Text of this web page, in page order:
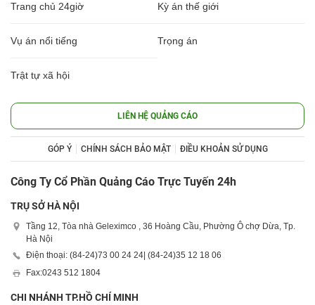
Trang chủ 24giờ Kỳ án thế giới
Vụ án nổi tiếng Trọng án
Trật tự xã hội
LIÊN HỆ QUẢNG CÁO
GÓP Ý CHÍNH SÁCH BẢO MẬT ĐIỀU KHOẢN SỬ DỤNG
Công Ty Cổ Phần Quảng Cáo Trực Tuyến 24h
TRỤ SỞ HÀ NỘI
Tầng 12, Tòa nhà Geleximco , 36 Hoàng Cầu, Phường Ô chợ Dừa, Tp.
Hà Nội
Điện thoại: (84-24)73 00 24 24 | (84-24)35 12 18 06
Fax:0243 512 1804
CHI NHÁNH TP.HỒ CHÍ MINH